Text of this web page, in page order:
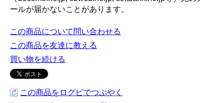
ールが届かないことがあります。
この商品について問い合わせる
この商品を友達に教える
買い物を続ける
この商品をログピでつぶやく